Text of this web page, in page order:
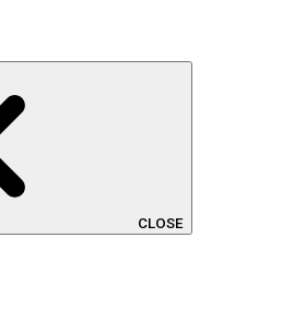
CLOSE